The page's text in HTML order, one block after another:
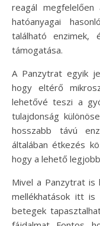
reagál
hatóanyagai
található enzimek,
támogatása.
A Panzytrat egyik
hogy eltérő
lehetővé teszi a
tulajdonság
hosszabb távú
általában étkezés
hogy a lehető
Mivel a Panzytrat is
mellékhatások itt is
betegek